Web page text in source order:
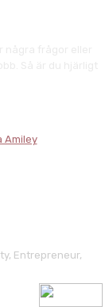
Amiley
Entrepreneur,